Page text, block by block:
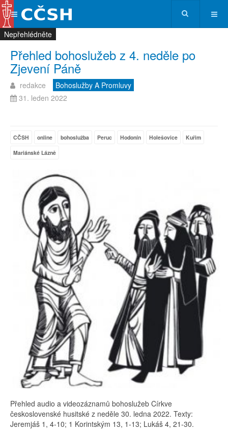
Přehled bohoslužeb z 4. neděle po
Zjevení Páně
redakce
Bohoslužby A Promluvy
31. leden 2022
CČSH online bohoslužba Peruc Hodonín Holešovice
Kuřim
Mariánské Lázně
Přehled audio a videozáznamů bohoslužeb Církve
československé husitské z neděle 30. ledna 2022. Texty:
Jeremjáš 1, 4-10; 1 Korintským 13, 1-13; Lukáš 4, 21-30.
Nepřehlédněte
Nepřehlédněte
Nepřehlédněte
Nepřehlédněte